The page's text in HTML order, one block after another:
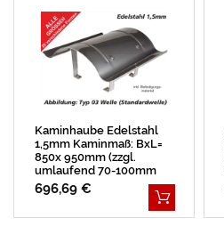
Kaminhaube Edelstahl
1,5mm Kaminmaß: BxL=
850x 950mm (zzgl.
umlaufend 70-100mm
Überstand)
696,69 €